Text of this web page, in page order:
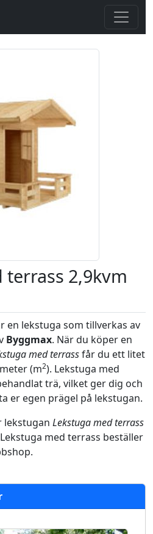
terrass 2,9kvm
en lekstuga som tillverkas av
Byggmax. När du köper en
med terrassfår du ett litet
(m2). Lekstuga med
trä, vilket ger dig och
er egen prägel på lekstugan.
lekstugan Lekstuga med terrass
med terrass beställer